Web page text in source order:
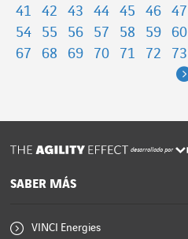
41
42 43 44 45 46 47
54
55 56 57 58 59 60
67
68 69 70 71 72 73
desarrollado por
SABER MÁS
VINCI Energies